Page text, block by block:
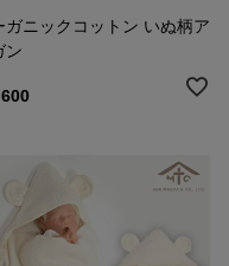
ガニックコットン いぬ柄ア
ン